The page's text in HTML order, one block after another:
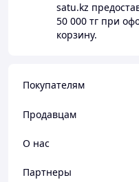
satu.kz
50 000 тг при
корзину.
Покупателям
Продавцам
О нас
Партнеры